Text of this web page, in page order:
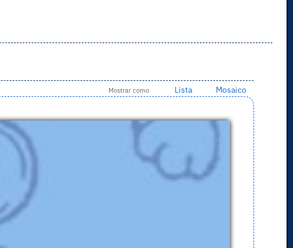
Mostrar como Lista Mosaico